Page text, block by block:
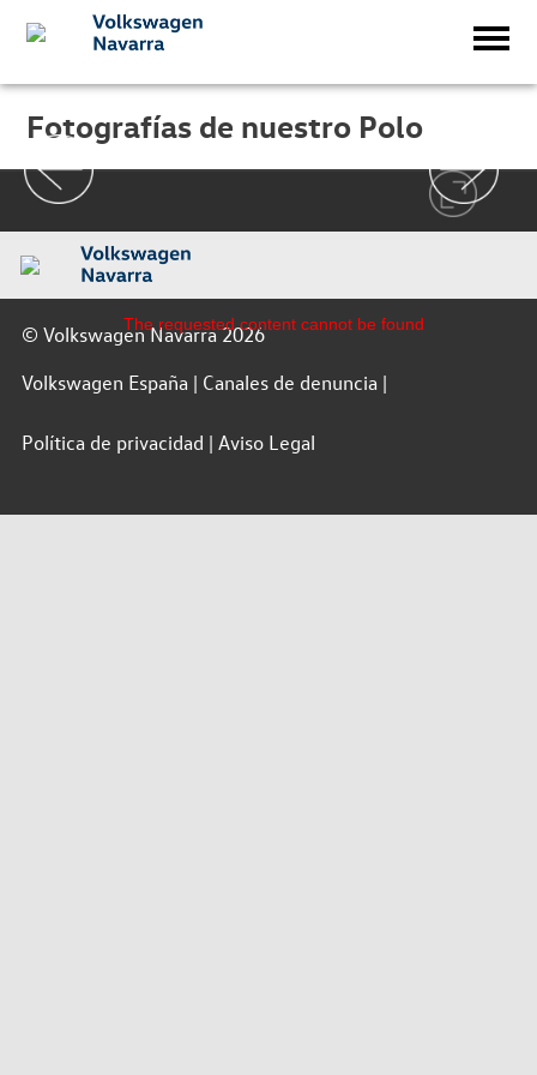
Fotografías de nuestro Polo
The requested content cannot be found
© Volkswagen Navarra 2026
Volkswagen España
Canales de denuncia
Política de privacidad Aviso Legal